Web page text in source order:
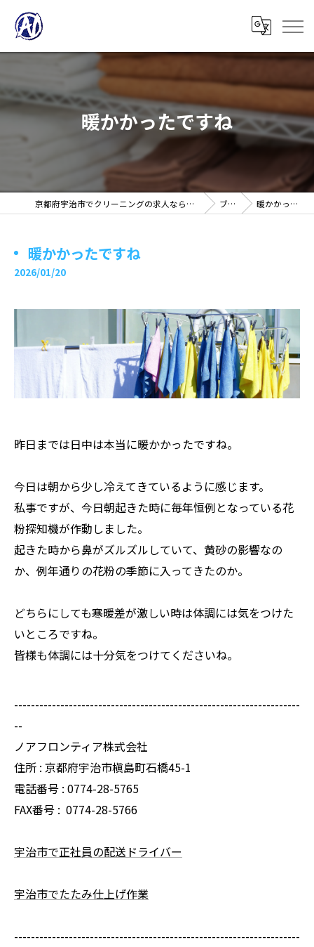
暖かかったですね
京都府宇治市でクリーニングの求人ならノアフロンティア株式会社 ブログ 暖かかったですね
暖かかったですね
2026/01/20
昨日までは日中は本当に暖かかったですね。
今日は朝から少し冷えてきているように感じます。
私事ですが、今日朝起きた時に毎年恒例となっている花
粉探知機が作動しました。
起きた時から鼻がズルズルしていて、黄砂の影響なの
か、例年通りの花粉の季節に入ってきたのか。
どちらにしても寒暖差が激しい時は体調には気をつけた
いところですね。
皆様も体調には十分気をつけてくださいね。
--------------------------------------------------------------------
--
ノアフロンティア株式会社
住所 : 京都府宇治市槇島町石橋45-1
電話番号 : 0774-28-5765
FAX番号 : 0774-28-5766
宇治市で正社員の配送ドライバー
宇治市でたたみ仕上げ作業
--------------------------------------------------------------------